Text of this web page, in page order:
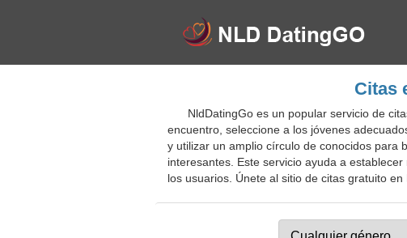
Citas
NldDatingGo es un popular servicio de
encuentro, seleccione a los jóvenes
y utilizar un amplio círculo de conocidos para
interesantes. Este servicio ayuda a
los usuarios. Únete al sitio de citas gratuito